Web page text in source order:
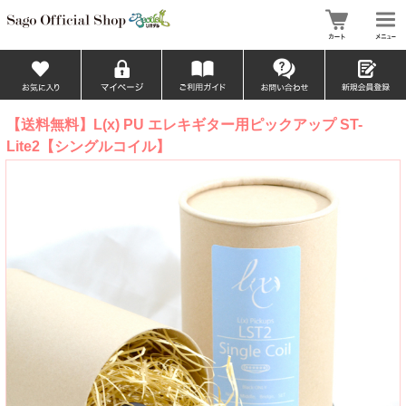
【送料無料】L(x) PU エレキギター用ピックアップ ST-
Lite2【シングルコイル】